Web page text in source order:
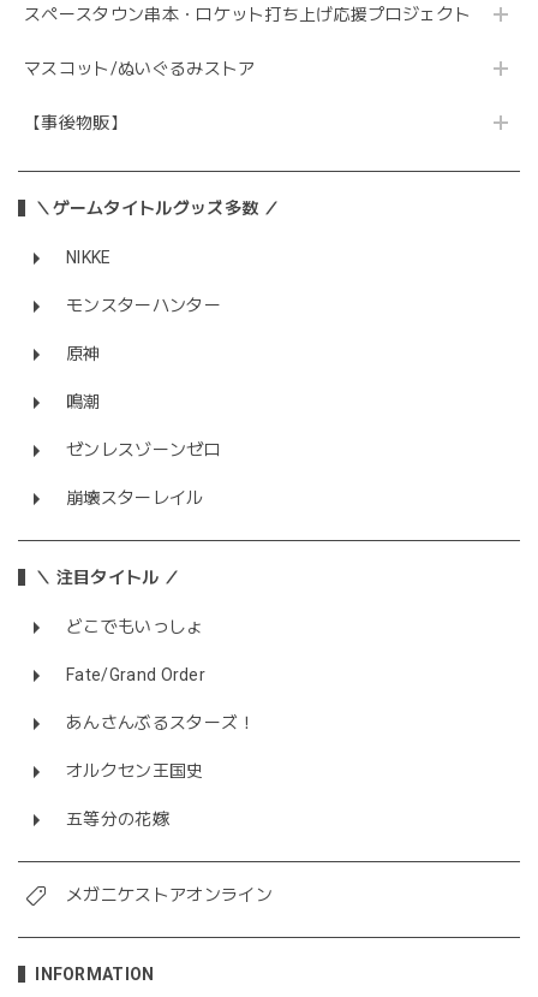
スペースタウン串本・ロケット打ち上げ応援プロジェクト
マスコット/ぬいぐるみストア
【事後物販】
＼ゲームタイトルグッズ多数 ／
NIKKE
モンスターハンター
原神
鳴潮
ゼンレスゾーンゼロ
崩壊スターレイル
＼ 注目タイトル ／
どこでもいっしょ
Fate/Grand Order
あんさんぶるスターズ！
オルクセン王国史
五等分の花嫁
メガニケストアオンライン
INFORMATION